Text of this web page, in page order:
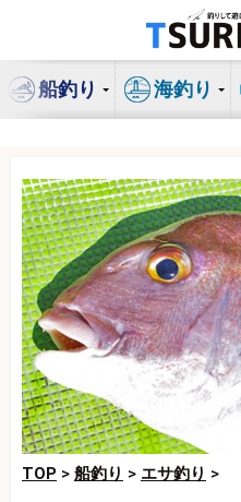
ン
船釣り 海釣り
TOP > 船釣り > エサ釣り >